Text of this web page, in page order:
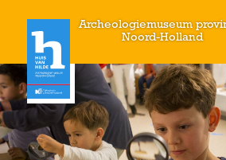
Archeologiemuseum
Noord-Holland